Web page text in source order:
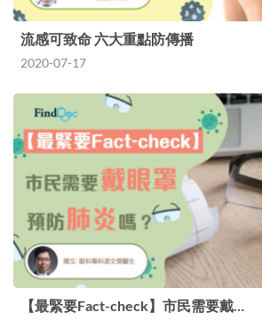
流感可致命 六大重點防傳播
2020-07-17
【最緊要Fact-check】市民需要戴…